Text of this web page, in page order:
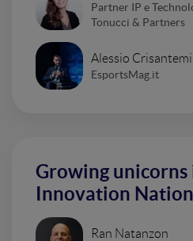
Partner IP e
Tonucci & Partners
Alessio Crisantemi
EsportsMag.it
Growing unicorns
Innovation Nation
Ran Natanzon